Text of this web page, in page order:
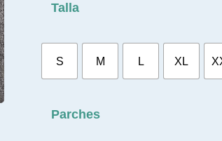
Talla
S M L XL
Parches